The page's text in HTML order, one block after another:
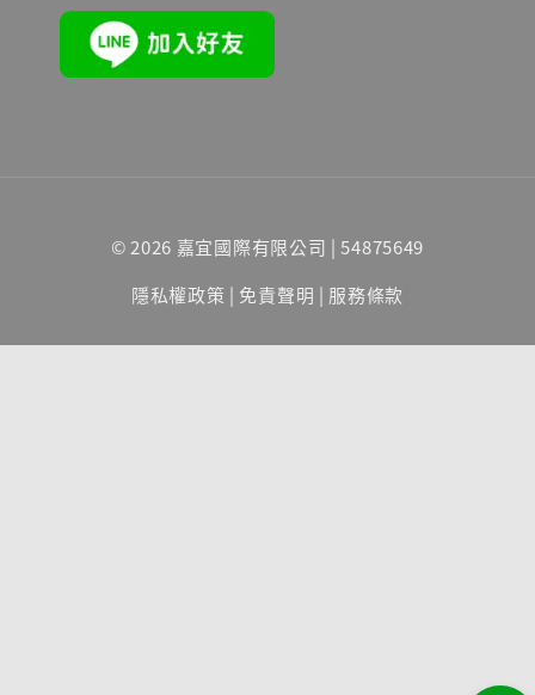
© 2026 嘉宜國際有限公司 | 54875649
隱私權政策 | 免責聲明 | 服務條款